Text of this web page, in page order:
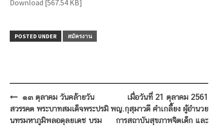
Download [567.54 KB]
POSTED UNDER สมัครงาน
Post
navigation
๑๓ ตุลาคม วันคล้ายวัน
สวรรคต พระบาทสมเด็จพระปรมิ
นทรมหาภูมิพลอดุลยเดช บรม
เมื่อวันที่ 21 ตุลาคม 2561
พญ.กุสุมาวดี คำเกลี้ยง ผู้อำนวย
การสถาบันสุขภาพจิตเด็ก และ